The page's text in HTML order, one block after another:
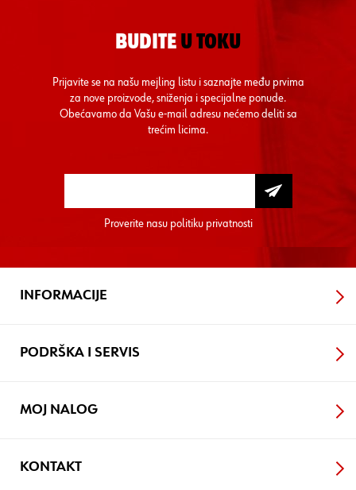
BUDITE U TOKU
Prijavite se na našu mejling listu i saznajte među prvima
za nove proizvode, sniženja i specijalne ponude.
Obećavamo da Vašu e-mail adresu nećemo deliti sa
trećim licima.
Proverite nasu politiku privatnosti
INFORMACIJE
PODRŠKA I SERVIS
MOJ NALOG
KONTAKT